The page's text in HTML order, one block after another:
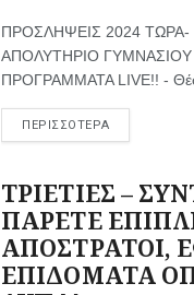
ΠΡΟΣΛΗΨΕΙΣ 2024
ΑΠΟΛΥΤΗΡΙΟ ΓΥΜΝΑΣΙΟΥ
ΠΡΟΓΡΑΜΜΑΤΑ LIVE!! -
ΠΕΡΙΣΣΟΤΕΡΑ
ΤΡΙΕΤΙΕΣ –
ΠΑΡΕΤΕ
ΑΠΟΣΤΡΑΤΟΙ,
ΕΠΙΔΟΜΑΤΑ